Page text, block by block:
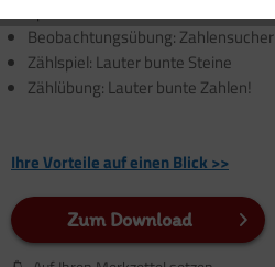
Beobachtungsübung: Zahlensucher
Zählspiel: Lauter bunte Steine
Zählübung: Lauter bunte Zahlen!
Ihre Vorteile auf einen Blick >>
Zum Download